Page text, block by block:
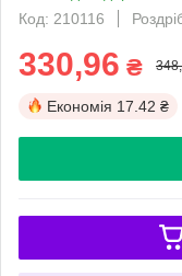
Код: 210116
330,96 ₴
Економія 17.42 ₴